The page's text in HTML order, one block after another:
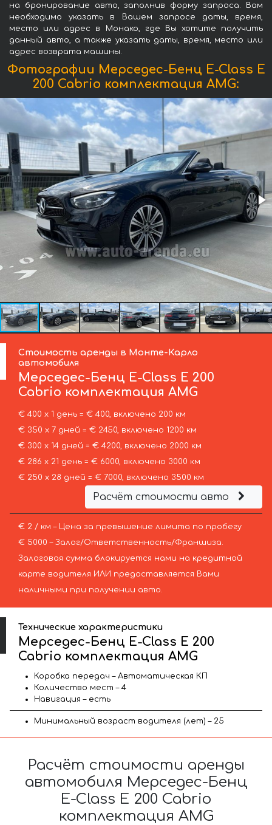
на бронирование авто, заполнив форму запроса. Вам
необходимо указать в Вашем запросе даты, время,
место или адрес в Монако, где Вы хотите получить
данный авто, а также указать даты, время, место или
адрес возврата машины.
Фотографии Мерседес-Бенц E-Class E
200 Cabrio комплектация AMG:
Стоимость аренды в Монте-Карло
автомобиля
Мерседес-Бенц E-Class E 200
Cabrio комплектация AMG
€ 400 х 1 день = € 400, включено 200 км
€ 350 х 7 дней = € 2450, включено 1200 км
€ 300 х 14 дней = € 4200, включено 2000 км
€ 286 х 21 день = € 6000, включено 3000 км
€ 250 х 28 дней = € 7000, включено 3500 км
Расчёт стоимости авто
€ 2 / км – Цена за превышение лимита по пробегу
€ 5000 – Залог/Ответственность/Франшиза.
Залоговая сумма блокируется нами на кредитной
карте водителя ИЛИ предоставляется Вами
наличными при получении авто.
Технические характеристики
Мерседес-Бенц E-Class E 200
Cabrio комплектация AMG
Коробка передач – Автоматическая КП
Количество мест – 4
Навигация – есть
Минимальный возраст водителя (лет) – 25
Расчёт стоимости аренды
автомобиля Мерседес-Бенц
E-Class E 200 Cabrio
комплектация AMG